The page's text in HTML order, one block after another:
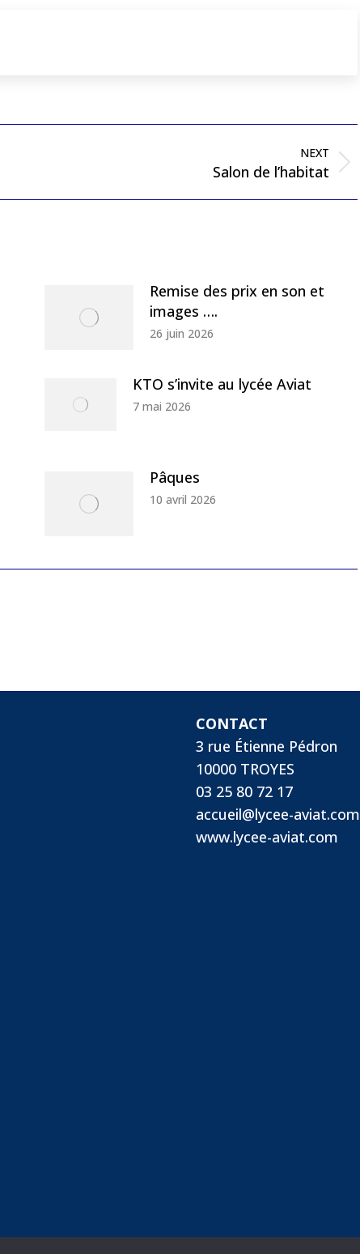
NEXT
Salon de l’habitat
Remise des prix en son et
images ….
26 juin 2026
KTO s’invite au lycée Aviat
7 mai 2026
Pâques
10 avril 2026
CONTACT
3 rue Étienne Pédron
10000 TROYES
03 25 80 72 17
accueil@lycee-aviat.com
www.lycee-aviat.com